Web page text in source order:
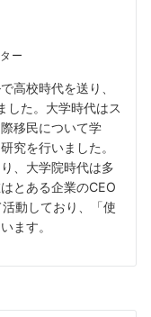
ー
高校時代を送り、
した。大学時代はス
移民について学
究を行いました。
、大学院時代は多
とある企業のCEO
動しており、「使
ます。